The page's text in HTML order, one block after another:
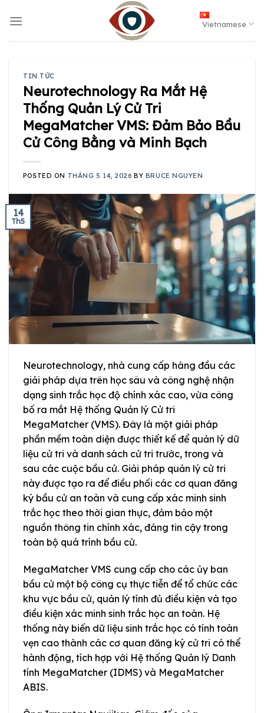
Vietnamese
TIN TỨC
Neurotechnology Ra Mắt Hệ
Thống Quản Lý Cử Tri
MegaMatcher VMS: Đảm Bảo Bầu
Cử Công Bằng và Minh Bạch
POSTED ON THÁNG 5 14, 2026 BY BRUCE NGUYEN
14
Th5
Neurotechnology, nhà cung cấp hàng đầu các
giải pháp dựa trên học sâu và công nghệ nhận
dạng sinh trắc học độ chính xác cao, vừa công
bố ra mắt Hệ thống Quản lý Cử tri
MegaMatcher (VMS). Đây là một giải pháp
phần mềm toàn diện được thiết kế để quản lý dữ
liệu cử tri và danh sách cử tri trước, trong và
sau các cuộc bầu cử. Giải pháp quản lý cử tri
này được tạo ra để điều phối các cơ quan đăng
ký bầu cử an toàn và cung cấp xác minh sinh
trắc học theo thời gian thực, đảm bảo một
nguồn thông tin chính xác, đáng tin cậy trong
toàn bộ quá trình bầu cử.
MegaMatcher VMS cung cấp cho các ủy ban
bầu cử một bộ công cụ thực tiễn để tổ chức các
khu vực bầu cử, quản lý tính đủ điều kiện và tạo
điều kiện xác minh sinh trắc học an toàn. Hệ
thống này biến dữ liệu sinh trắc học có tính toàn
vẹn cao thành các cơ quan đăng ký cử tri có thể
hành động, tích hợp với Hệ thống Quản lý Danh
tính MegaMatcher (IDMS) và MegaMatcher
ABIS.